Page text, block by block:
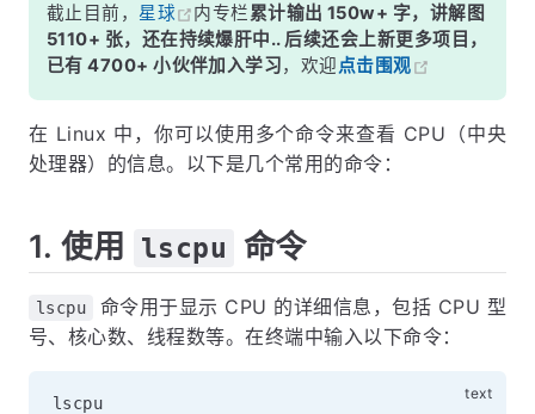
截止目前， 星球 内专栏累计输出 150w+ 字，讲解图
5110+ 张，还在持续爆肝中.. 后续还会上新更多项目，
已有 4700+ 小伙伴加入学习，欢迎点击围观
在 Linux 中，你可以使用多个命令来查看 CPU（中央
处理器）的信息。以下是几个常用的命令：
1. 使用 lscpu 命令
lscpu
命令用于显示 CPU 的详细信息，包括 CPU 型
号、核心数、线程数等。在终端中输入以下命令：